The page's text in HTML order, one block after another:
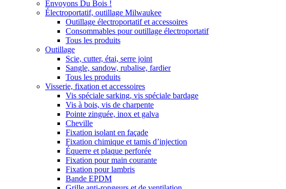
Envoyons Du Bois !
Électroportatif, outillage Milwaukee
Outillage électroportatif et accessoires
Consommables pour outillage électroportatif
Tous les produits
Outillage
Scie, cutter, étai, serre joint
Sangle, sandow, rubalise, fardier
Tous les produits
Visserie, fixation et accessoires
Vis spéciale sarking, vis spéciale bardage
Vis à bois, vis de charpente
Pointe zinguée, inox et galva
Cheville
Fixation isolant en façade
Fixation chimique et tamis d’injection
Équerre et plaque perforée
Fixation pour main courante
Fixation pour lambris
Bande EPDM